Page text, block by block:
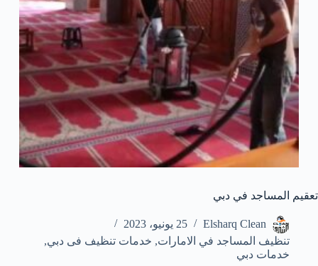
تعقيم المساجد في دبي
Elsharq Clean
25 يونيو، 2023
تنظيف المساجد في الامارات, خدمات تنظيف فى دبي,
خدمات دبي